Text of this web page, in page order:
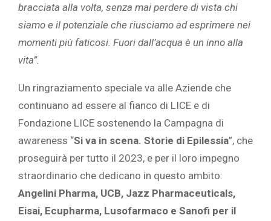
bracciata alla volta, senza mai perdere di vista chi
siamo e il potenziale che riusciamo ad esprimere nei
momenti più faticosi. Fuori dall’acqua è un inno alla
vita”.
Un ringraziamento speciale va alle Aziende che
continuano ad essere al fianco di LICE e di
Fondazione LICE sostenendo la Campagna di
awareness “Si va in scena. Storie di Epilessia”, che
proseguirà per tutto il 2023, e per il loro impegno
straordinario che dedicano in questo ambito:
Angelini Pharma, UCB, Jazz Pharmaceuticals,
Eisai, Ecupharma, Lusofarmaco e Sanofi per il